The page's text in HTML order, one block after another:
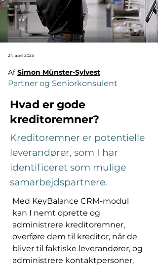
24. april 2025
Af Simon Münster-Sylvest
Partner og Seniorkonsulent
Hvad er gode
kreditoremner?
Kreditoremner er potentielle
leverandører, som I har
identificeret som mulige
samarbejdspartnere.
Med KeyBalance CRM-modul
kan I nemt oprette og
administrere kreditoremner,
overføre dem til kreditor, når de
bliver til faktiske leverandører, og
administrere kontaktpersoner,